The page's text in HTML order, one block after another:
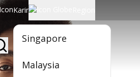
Karir
Singapore
Malaysia
Jadi Nasabah